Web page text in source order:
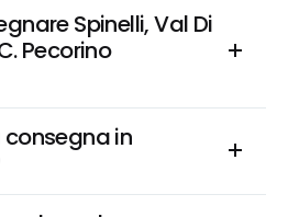
Spinelli, Val Di
Pecorino
in